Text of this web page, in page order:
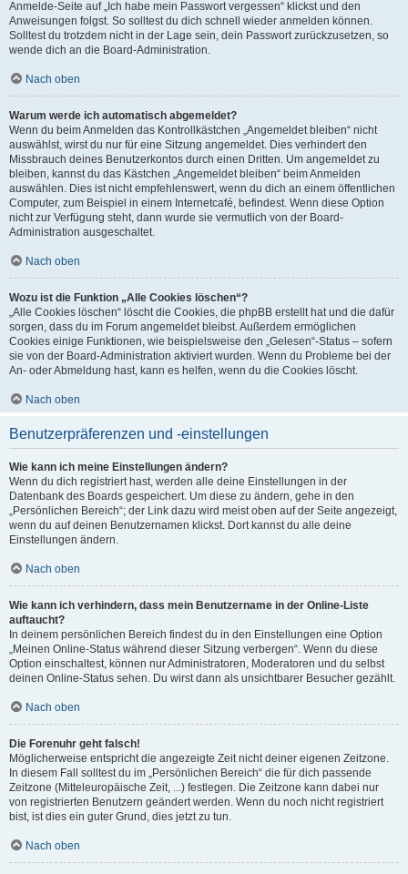
Anmelde-Seite auf „Ich habe mein Passwort vergessen“ klickst und den
Anweisungen folgst. So solltest du dich schnell wieder anmelden können.
Solltest du trotzdem nicht in der Lage sein, dein Passwort zurückzusetzen, so
wende dich an die Board-Administration.
Nach oben
Warum werde ich automatisch abgemeldet?
Wenn du beim Anmelden das Kontrollkästchen „Angemeldet bleiben“ nicht
auswählst, wirst du nur für eine Sitzung angemeldet. Dies verhindert den
Missbrauch deines Benutzerkontos durch einen Dritten. Um angemeldet zu
bleiben, kannst du das Kästchen „Angemeldet bleiben“ beim Anmelden
auswählen. Dies ist nicht empfehlenswert, wenn du dich an einem öffentlichen
Computer, zum Beispiel in einem Internetcafé, befindest. Wenn diese Option
nicht zur Verfügung steht, dann wurde sie vermutlich von der Board-
Administration ausgeschaltet.
Nach oben
Wozu ist die Funktion „Alle Cookies löschen“?
„Alle Cookies löschen“ löscht die Cookies, die phpBB erstellt hat und die dafür
sorgen, dass du im Forum angemeldet bleibst. Außerdem ermöglichen
Cookies einige Funktionen, wie beispielsweise den „Gelesen“-Status – sofern
sie von der Board-Administration aktiviert wurden. Wenn du Probleme bei der
An- oder Abmeldung hast, kann es helfen, wenn du die Cookies löscht.
Nach oben
Benutzerpräferenzen und -einstellungen
Wie kann ich meine Einstellungen ändern?
Wenn du dich registriert hast, werden alle deine Einstellungen in der
Datenbank des Boards gespeichert. Um diese zu ändern, gehe in den
„Persönlichen Bereich“; der Link dazu wird meist oben auf der Seite angezeigt,
wenn du auf deinen Benutzernamen klickst. Dort kannst du alle deine
Einstellungen ändern.
Nach oben
Wie kann ich verhindern, dass mein Benutzername in der Online-Liste
auftaucht?
In deinem persönlichen Bereich findest du in den Einstellungen eine Option
„Meinen Online-Status während dieser Sitzung verbergen“. Wenn du diese
Option einschaltest, können nur Administratoren, Moderatoren und du selbst
deinen Online-Status sehen. Du wirst dann als unsichtbarer Besucher gezählt.
Nach oben
Die Forenuhr geht falsch!
Möglicherweise entspricht die angezeigte Zeit nicht deiner eigenen Zeitzone.
In diesem Fall solltest du im „Persönlichen Bereich“ die für dich passende
Zeitzone (Mitteleuropäische Zeit, ...) festlegen. Die Zeitzone kann dabei nur
von registrierten Benutzern geändert werden. Wenn du noch nicht registriert
bist, ist dies ein guter Grund, dies jetzt zu tun.
Nach oben